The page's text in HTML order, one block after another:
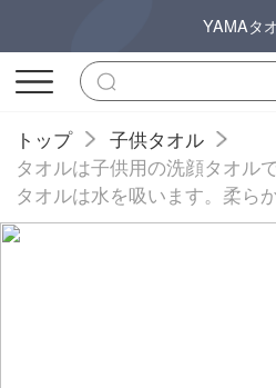
YAMAタ
トップ
子供タオル
タオルは子供用の洗顔タオル
タオルは水を吸います。柔ら